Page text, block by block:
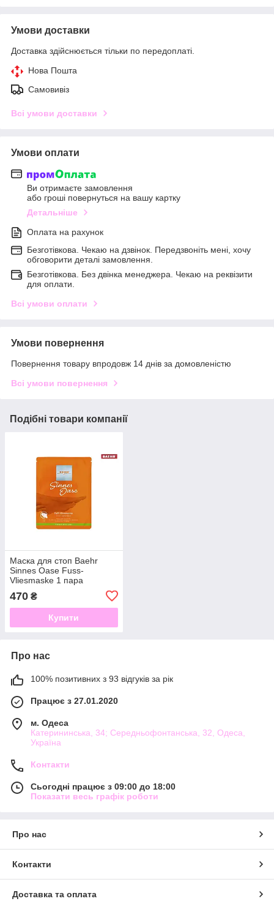
Умови доставки
Доставка здійснюється тільки по передоплаті.
Нова Пошта
Самовивіз
Всі умови доставки
Умови оплати
Ви отримаєте замовлення
або гроші повернуться на вашу картку
Детальніше
Оплата на рахунок
Безготівкова. Чекаю на дзвінок. Передзвоніть мені, хочу
обговорити деталі замовлення.
Безготівкова. Без двінка менеджера. Чекаю на реквізити
для оплати.
Всі умови оплати
Умови повернення
Повернення товару впродовж 14 днів за домовленістю
Всі умови повернення
Подібні товари компанії
Маска для стоп Baehr
Sinnes Oase Fuss-
Vliesmaske 1 пара
470 ₴
Купити
Про нас
100% позитивних з 93 відгуків за рік
Працює з 27.01.2020
м. Одеса
Катерининська, 34; Середньофонтанська, 32, Одеса,
Україна
Контакти
Сьогодні працює з 09:00 до 18:00
Показати весь графік роботи
Про нас
Контакти
Доставка та оплата